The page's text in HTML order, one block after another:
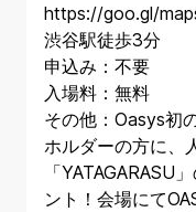
https://goo.gl/
渋谷駅徒歩3分
申込み：不要
入場料：無料
その他：Oasys初
ホルダーの方に、
「YATAGARASU
ント！会場にて